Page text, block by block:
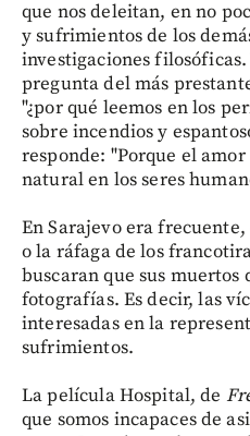
que nos deleitan, en no
y sufrimientos de los
investigaciones
pregunta del más
"¿por qué leemos en los
sobre incendios y
responde: "Porque el
natural en los seres
En Sarajevo era
o la ráfaga de los
buscaran que sus muertos
fotografías. Es decir, las
interesadas en la
sufrimientos.
La película Hospital, de
que somos incapaces de